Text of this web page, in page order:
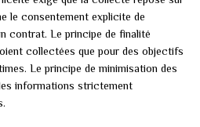
le consentement explicite de
contrat. Le principe de finalité
collectées que pour des objectifs
Le principe de minimisation des
informations strictement